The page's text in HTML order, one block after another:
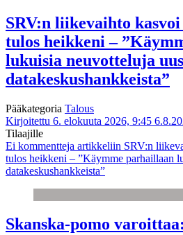
SRV:n liikevaihto
tulos heikkeni –
lukuisia neuvotteluja
datakeskushankkeista”
Pääkategoria Talous
Kirjoitettu 6. elokuuta 2026, 9:45
Tilaajille
Ei kommentteja artikkeliin SRV:n
tulos heikkeni – ”Käymme parhaillaan
datakeskushankkeista”
Skanska-pomo varoittaa: